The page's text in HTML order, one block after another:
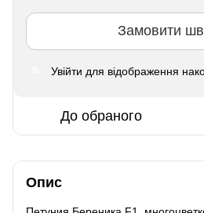
Замовити
Увійти для відображення
До обраного
Опис